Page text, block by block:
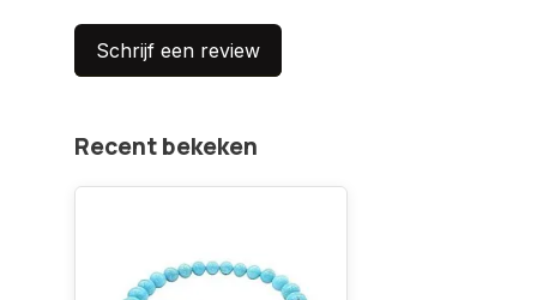
Schrijf een review
Recent bekeken